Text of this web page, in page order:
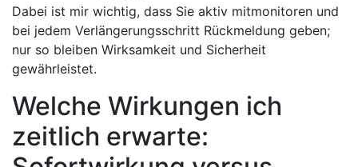
Dabei ist ‌mir wichtig, dass⁢ Sie aktiv mitmonitoren und
⁣bei jedem Verlängerungsschritt Rückmeldung ‍geben;
‌nur so bleiben Wirksamkeit und⁣ Sicherheit‌
gewährleistet.
Welche Wirkungen ich
zeitlich erwarte: